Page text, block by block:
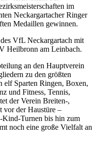
im
Neckargartacher Ringer
Medaillen gewinnen.
VfL Neckargartach mit
Heilbronn am Leinbach.
an den Hauptverein
zu den größten
elf Sparten Ringen, Boxen,
und Fitness, Tennis,
der Verein Breiten-,
vor der Haustüre –
Kind-Turnen bis hin zum
noch eine große Vielfalt an